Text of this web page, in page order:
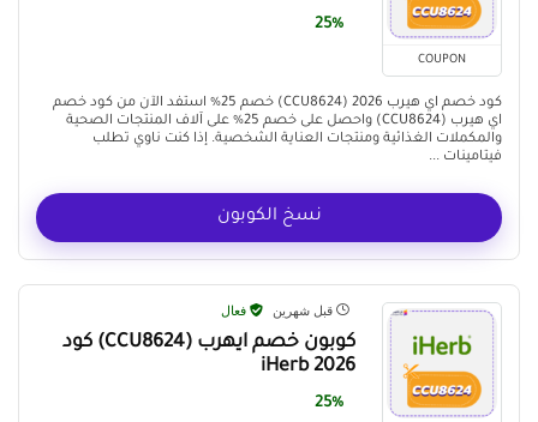
COUPON
25%
كود خصم اي هيرب 2026 (CCU8624) خصم 25% استفد الآن من كود خصم
اي هيرب (CCU8624) واحصل على خصم 25% على آلاف المنتجات الصحية
والمكملات الغذائية ومنتجات العناية الشخصية. إذا كنت ناوي تطلب
فيتامينات ...
نسخ الكوبون
قبل شهرين فعال
كوبون خصم ايهرب (CCU8624) كود
iHerb 2026
25%